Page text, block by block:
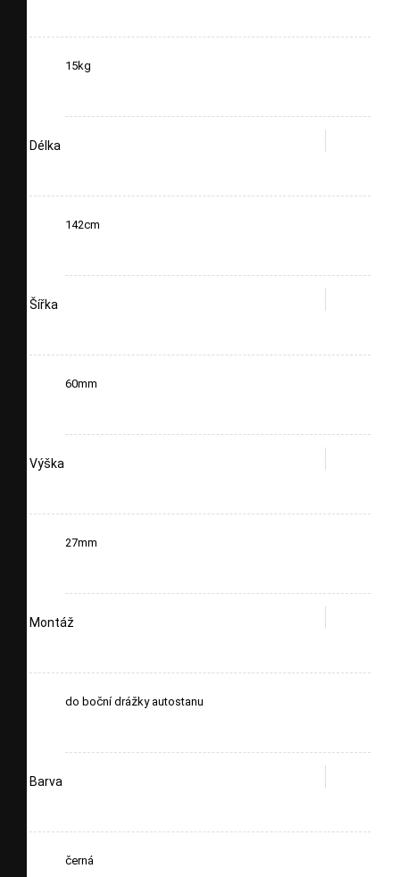
15kg
Délka
142cm
Šířka
60mm
Výška
27mm
Montáž
do boční drážky autostanu
Barva
černá